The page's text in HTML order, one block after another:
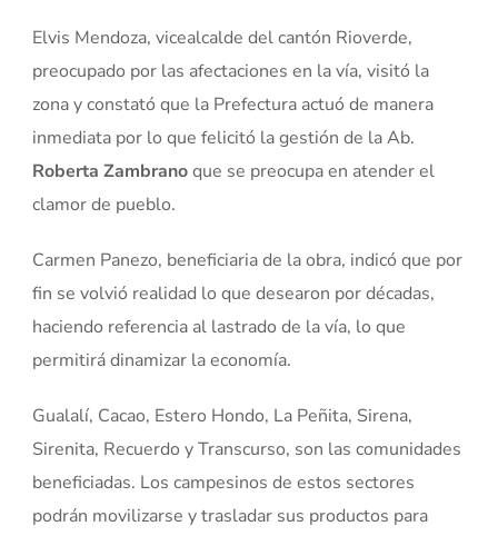
Elvis Mendoza, vicealcalde del cantón Rioverde,
preocupado por las afectaciones en la vía, visitó la
zona y constató que la Prefectura actuó de manera
inmediata por lo que felicitó la gestión de la Ab.
Roberta Zambranoque se preocupa en atender el
clamor de pueblo.
Carmen Panezo, beneficiaria de la obra, indicó que por
fin se volvió realidad lo que desearon por décadas,
haciendo referencia al lastrado de la vía, lo que
permitirá dinamizar la economía.
Gualalí, Cacao, Estero Hondo, La Peñita, Sirena,
Sirenita, Recuerdo y Transcurso, son las comunidades
beneficiadas. Los campesinos de estos sectores
podrán movilizarse y trasladar sus productos para